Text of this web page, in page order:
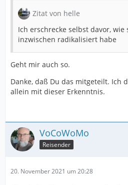
Zitat von helle
Ich erschrecke selbst davor, wie
inzwischen radikalisiert habe
Geht mir auch so.
Danke, daß Du das mitgeteilt. Ich
allein mit dieser Erkenntnis.
VoCoWoMo
Reisender
20. November 2021 um 20:28